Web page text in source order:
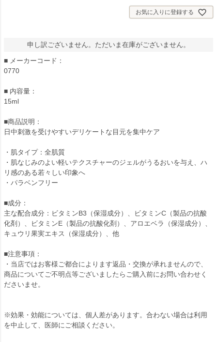
お気に入りに登録する
申し訳ございません。ただいま在庫がございません。
■ メーカーコード：
0770
■ 内容量：
15ml
■商品説明：
日中刺激を受けやすいデリケートな目元を集中ケア
・肌タイプ：全肌質
・肌なじみのよい軽いテクスチャーのジェルがうるおいを与え、ハ
リ感のある若々しい印象へ
・パラベンフリー
■成分：
主な配合成分：ビタミンB3（保湿成分）、ビタミンC（製品の抗酸
化剤）、ビタミンE（製品の抗酸化剤）、アロエベラ（保湿成分）、
キュウリ果実エキス（保湿成分）、他
■注意事項：
・当店ではお客様ご都合によります返品・交換が承れませんので、
商品についてご不明点等ございましたらご購入前にお問い合わせく
ださいませ。
※効果・効能については、個人差があります。合わない場合は利用
を中止して、医師にご相談ください。